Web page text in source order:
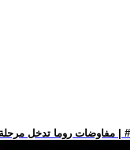
.. مفاوضات روما تدخل مرحلة حاسمة.. ولبنان يتمسك بشرطه الأول | #